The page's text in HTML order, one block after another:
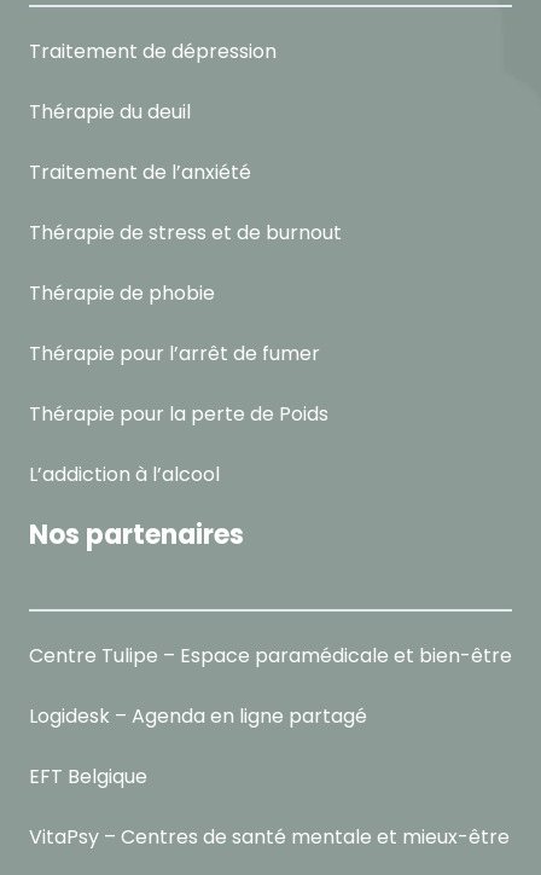
Traitement de dépression
Thérapie du deuil
Traitement de l’anxiété
Thérapie de stress et de burnout
Thérapie de phobie
Thérapie pour l’arrêt de fumer
Thérapie pour la perte de Poids
L’addiction à l’alcool
Nos partenaires
Centre Tulipe – Espace paramédicale et bien-être
Logidesk – Agenda en ligne partagé
EFT Belgique
VitaPsy – Centres de santé mentale et mieux-être